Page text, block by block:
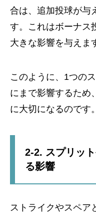
合は、追加投球が与
す。これはボーナス
大きな影響を与えま
このように、1つの
にまで影響するため
に大切になるのです。
2-2. スプリッ
る影響
ストライクやスペア